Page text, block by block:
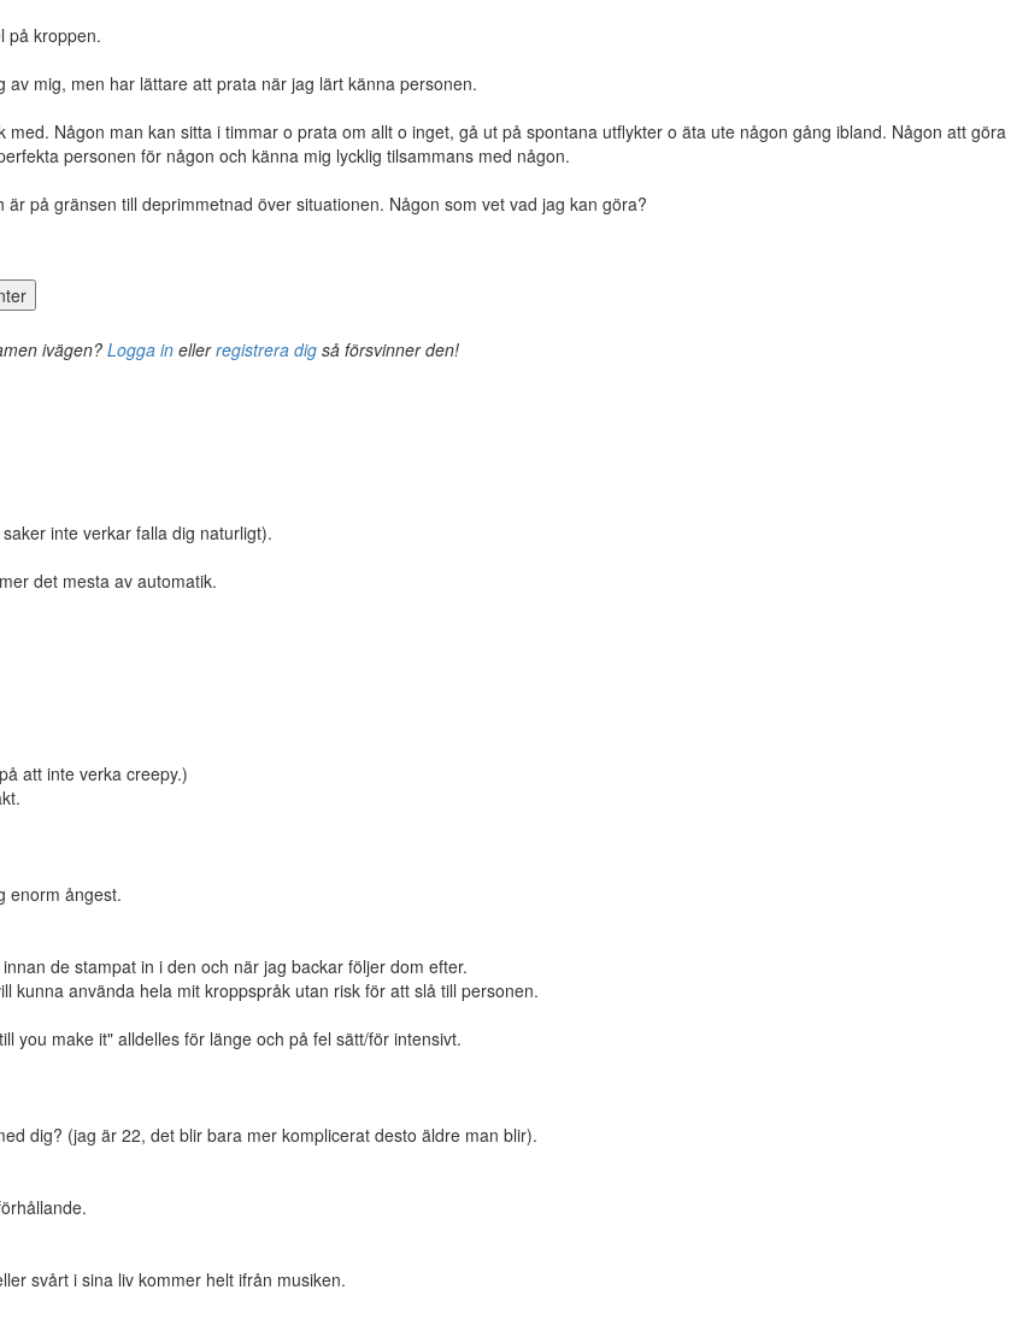
på kroppen.
mig, men har lättare att prata när jag lärt känna personen.
Någon man kan sitta i timmar o prata om allt o inget, gå ut på spontana utflykter o äta ute någon gång ibland. Någon att göra
personen för någon och känna mig lycklig tilsammans med någon.
på gränsen till deprimmetnad över situationen. Någon som vet vad jag kan göra?
ivägen? Logga inellerregistrera digså försvinner den!
inte verkar falla dig naturligt).
det mesta av automatik.
att inte verka creepy.)
enorm ångest.
de stampat in i den och när jag backar följer dom efter.
använda hela mit kroppspråk utan risk för att slå till personen.
you make it" alldelles för länge och på fel sätt/för intensivt.
dig? (jag är 22, det blir bara mer komplicerat desto äldre man blir).
svårt i sina liv kommer helt ifrån musiken.